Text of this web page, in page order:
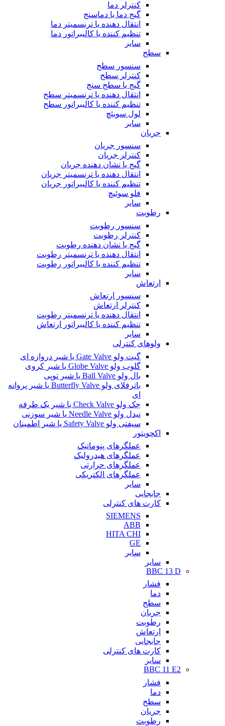
کنترلر دما
گیج دما یا دماسنج
انتقال دهنده یا ترنسمیتر دما
تنظیم کننده یا کالیبراتور دما
سایر
سطح
سنسور سطح
کنترلر سطح
گیج یا سطح سنج
انتقال دهنده یا ترنسمیتر سطح
تنظیم کننده یا کالیبراتور سطح
لول سویئچ
سایر
جریان
سنسور جریان
کنترلر جریان
گیج یا نشان دهنده جریان
انتقال دهنده یا ترنسمیتر جریان
تنظیم کننده یا کالیبراتور جریان
فلو سوئیچ
سایر
رطوبت
سنسور رطوبت
کنترلر رطوبت
گیج یا نشان دهنده رطوبت
انتقال دهنده یا ترنسمیتر رطوبت
تنظیم کننده یا کالیبراتور رطوبت
سایر
ارتعاش
سنسور ارتعاش
کنترلر ارتعاش
انتقال دهنده یا ترنسمیتر رطوبت
تنظیم کننده یا کالیبراتور ارتعاش
سایر
ولوهای کنترلی
گیت ولو Gate Valve یا شیر دروازه ای
گلوب ولو Globe Valve یا شیر کروی
بال ولو Ball Valve یا شیر توپی
باترفلای ولو Butterfly Valve یا شیر پروانه
ای
چک ولو Check Valve یا شیر یک طرفه
نیدل ولو Needle Valve یا شیر سوزنی
سیفتی ولو Safety Valve یا شیر اطمینان
اکچویتور
عملگرهای پنوماتیک
عملگرهای هیدرولیک
عملگرهای حرارتی
عملگرهای الکتریکی
سایر
جابجایی
کارت های کنترلی
SIEMENS
ABB
HITA CHI
GE
سایر
سایر
BBC 13 D
فشار
دما
سطح
جریان
رطوبت
ارتعاش
جابجایی
کارت های کنترلی
سایر
BBC 11 E2
فشار
دما
سطح
جریان
رطوبت